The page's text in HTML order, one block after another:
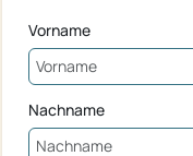
Vorname
Nachname